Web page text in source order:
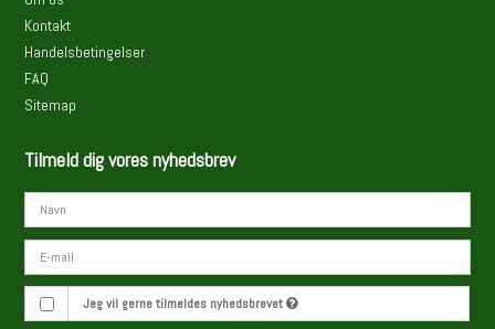
Kontakt
Handelsbetingelser
FAQ
Sitemap
Tilmeld dig vores nyhedsbrev
Jeg vil gerne tilmeldes nyhedsbrevet